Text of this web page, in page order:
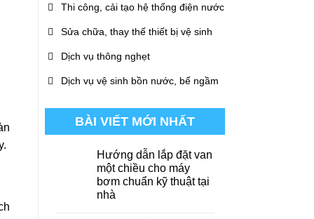
Thi công, cải tạo hệ thống điện nước
Sửa chữa, thay thế thiết bị vệ sinh
Dịch vụ thông nghẹt
Dịch vụ vệ sinh bồn nước, bể ngầm
BÀI VIẾT MỚI NHẤT
Hướng dẫn lắp đặt van
một chiều cho máy
bơm chuẩn kỹ thuật tại
nhà